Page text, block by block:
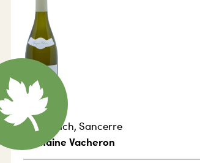
Frankreich, Sancerre
Domaine Vacheron